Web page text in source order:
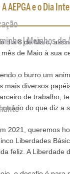
A AEPGA e o Dia
dia 8 de Maio,
mês de Maio à sua
o burro um
mais diversos
de trabalho,
do que diz a
2021, queremos
Liberdades
feliz. A Liberdade
| Moinhos